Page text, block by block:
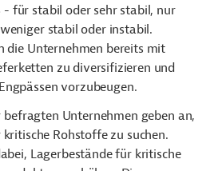
- für stabil oder sehr stabil, nur
stabil oder instabil.
die Unternehmen bereits mit
zu diversifizieren und
vorzubeugen.
befragten Unternehmen geben an,
Rohstoffe zu suchen.
Lagerbestände für kritische